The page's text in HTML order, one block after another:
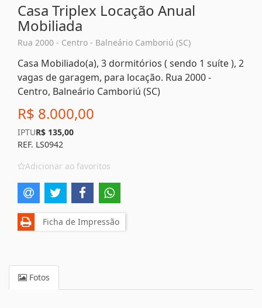
Casa Triplex Locação Anual
Mobiliada
Rua 2000 - Centro - Balneário Camboriú (SC)
Casa Mobiliado(a), 3 dormitórios ( sendo 1 suíte ), 2
vagas de garagem, para locação. Rua 2000 -
Centro, Balneário Camboriú (SC)
R$ 8.000,00
IPTUR$ 135,00
REF. LS0942
Adicionar ao favoritos
Ficha de Impressão
Fotos